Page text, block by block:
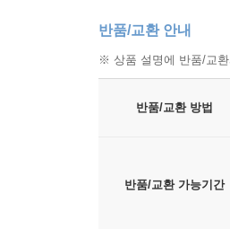
03_ 웹 소켓
04_ 웹 워커
05_ 히스토리 관리
06_ 요약
02_ 앱 강화하기
반품/교환 안내
※ 상품 설명에 반품/교
반품/교환 방법
반품/교환 가능기간